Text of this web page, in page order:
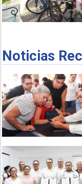
Noticias